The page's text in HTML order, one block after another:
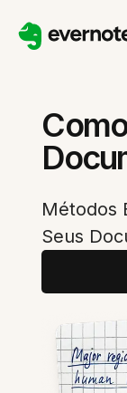
Métodos
Seus